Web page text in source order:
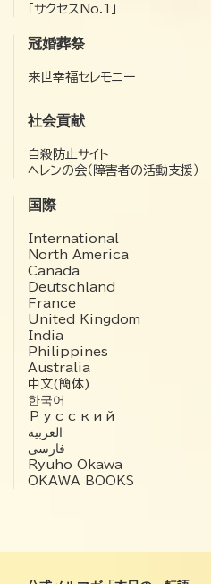
「サクセスNo.1」
冠婚葬祭
来世幸福セレモニー
社会貢献
自殺防止サイト
ヘレンの会（障害者の活動支援）
国際
International
North America
Canada
Deutschland
France
United Kingdom
India
Philippines
Australia
中文(簡体)
한국어
Русский
العربية‏
فارسی
Ryuho Okawa
OKAWA BOOKS